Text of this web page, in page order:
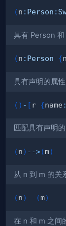
(n : Person :
具有 Person
(n : Person {
具有声明的属
( ) - [ r {name :
匹配具有声明
(n) -->(m)
从 n 到 m 的关
(n) -- (m)
在 n 和 m 之间